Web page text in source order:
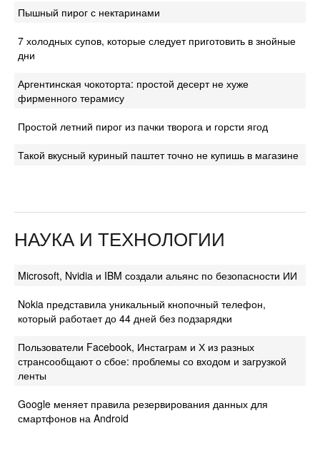
Пышный пирог с нектаринами
7 холодных супов, которые следует приготовить в знойные
дни
Аргентинская чокоторта: простой десерт не хуже
фирменного терамису
Простой летний пирог из пачки творога и горсти ягод
Такой вкусный куриный паштет точно не купишь в магазине
НАУКА И ТЕХНОЛОГИИ
Microsoft, Nvidia и IBM создали альянс по безопасности ИИ
Nokia представила уникальный кнопочный телефон,
который работает до 44 дней без подзарядки
Пользователи Facebook, Инстаграм и Х из разных
странсообщают о сбое: проблемы со входом и загрузкой
ленты
Google меняет правила резервирования данных для
смартфонов на Android